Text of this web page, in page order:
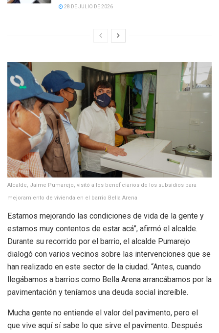
28 DE JULIO DE 2026
Alcalde, Jaime Pumarejo, visitó a los beneficiarios de los subsidios para
mejoramiento de vivienda en el barrio Bella Arena
Estamos mejorando las condiciones de vida de la gente y
estamos muy contentos de estar acá”, afirmó el alcalde.
Durante su recorrido por el barrio, el alcalde Pumarejo
dialogó con varios vecinos sobre las intervenciones que se
han realizado en este sector de la ciudad. “Antes, cuando
llegábamos a barrios como Bella Arena arrancábamos por la
pavimentación y teníamos una deuda social increíble.
Mucha gente no entiende el valor del pavimento, pero el
que vive aquí sí sabe lo que sirve el pavimento. Después